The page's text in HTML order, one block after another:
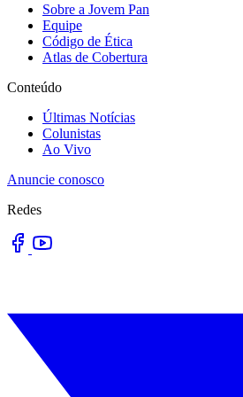
Sobre a Jovem Pan
Equipe
Código de Ética
Atlas de Cobertura
Conteúdo
Últimas Notícias
Colunistas
Ao Vivo
Anuncie conosco
Redes